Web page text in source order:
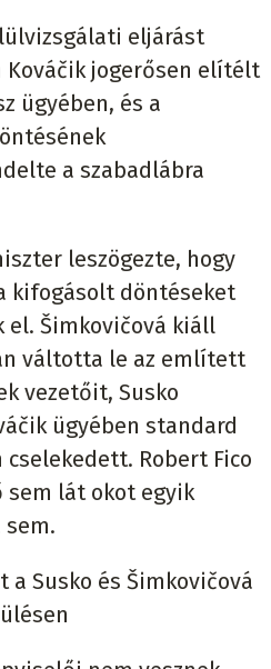
eljárást
jogerősen elítélt
ügyében, és a
a szabadlábra
leszögezte, hogy
kifogásolt döntéseket
el. Šimkovičová kiáll
váltotta le az említett
vezetőit, Susko
ügyében standard
Robert Fico
sem lát okot egyik
a Susko és Šimkovičová